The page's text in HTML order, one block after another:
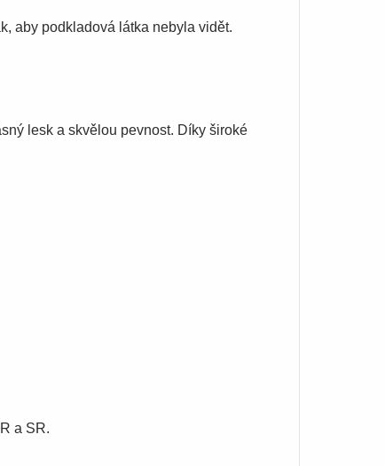
aby podkladová látka nebyla vidět.
lesk a skvělou pevnost. Díky široké
a SR.